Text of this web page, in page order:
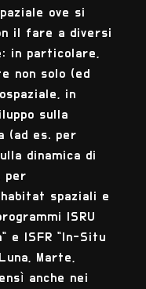
ove si
il fare a diversi
in particolare,
non solo (ed
in
sulla
(ad es. per
dinamica di
per
spaziali e
ISRU
e ISFR "In-Situ
Marte,
anche nei